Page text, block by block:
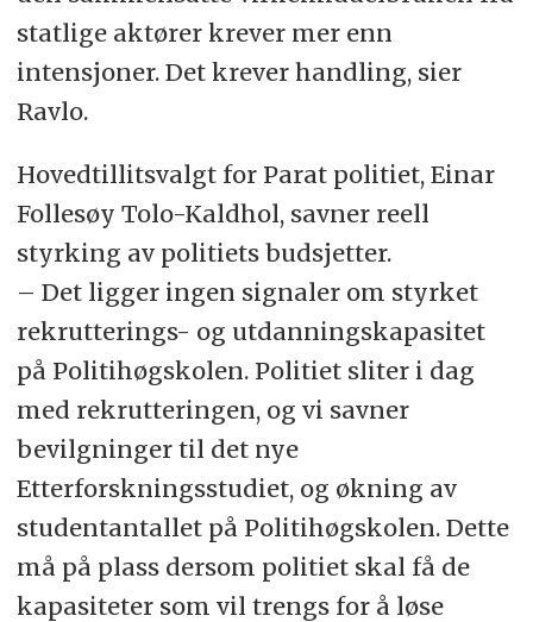
statlige aktører krever mer enn
intensjoner. Det krever handling, sier
Ravlo.
Hovedtillitsvalgt for Parat politiet, Einar
Follesøy Tolo-Kaldhol, savner reell
styrking av politiets budsjetter.
– Det ligger ingen signaler om styrket
rekrutterings- og utdanningskapasitet
på Politihøgskolen. Politiet sliter i dag
med rekrutteringen, og vi savner
bevilgninger til det nye
Etterforskningsstudiet, og økning av
studentantallet på Politihøgskolen. Dette
må på plass dersom politiet skal få de
kapasiteter som vil trengs for å løse